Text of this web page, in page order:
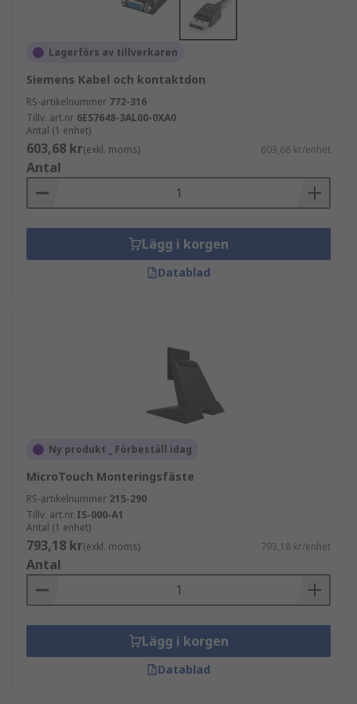
Lagerförs av tillverkaren
Siemens Kabel och kontaktdon
RS-artikelnummer 772-316
Tillv. art.nr 6ES7648-3AL00-0XA0
Antal (1 enhet)
603,68 kr(exkl. moms) 603,68 kr/enhet
Antal
Lägg i korgen
Datablad
Ny produkt _ Förbeställ idag
MicroTouch Monteringsfäste
RS-artikelnummer 215-290
Tillv. art.nr IS-000-A1
Antal (1 enhet)
793,18 kr(exkl. moms) 793,18 kr/enhet
Antal
Lägg i korgen
Datablad